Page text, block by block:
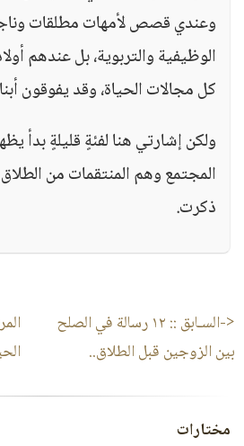
وعندي قصص لأمهات مطلقات
الوظيفية والتربوية، بل عندهم
كل مجالات الحياة، وقد يفوقون
ولكن إشارتي هنا لفئةٍ قليلةٍ بدأ
المجتمع وهم المنتقمات من
ذكرت.
<-السـابق ::
١٢ رسالة في الصلح
بين الزوجين قبل الطلاق..
مختارات